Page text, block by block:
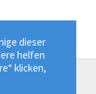
dieser
helfen
klicken,